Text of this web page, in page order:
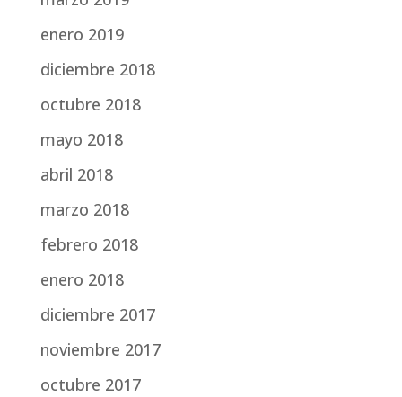
enero 2019
diciembre 2018
octubre 2018
mayo 2018
abril 2018
marzo 2018
febrero 2018
enero 2018
diciembre 2017
noviembre 2017
octubre 2017